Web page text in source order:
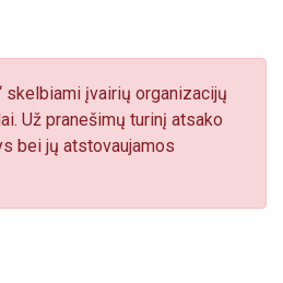
skelbiami įvairių organizacijų
Už pranešimų turinį atsako
bei jų atstovaujamos